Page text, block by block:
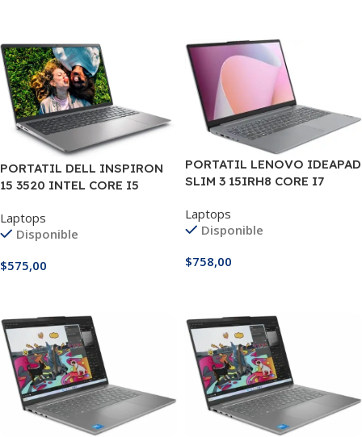
PORTATIL DELL INSPIRON
15 3520 INTEL CORE I5
15.6″
Laptops
Disponible
$575,00
PORTATIL LENOVO IDEAPAD
SLIM 3 15IRH8 CORE I7
512GB 15.6″ FHD
Laptops
Disponible
$758,00